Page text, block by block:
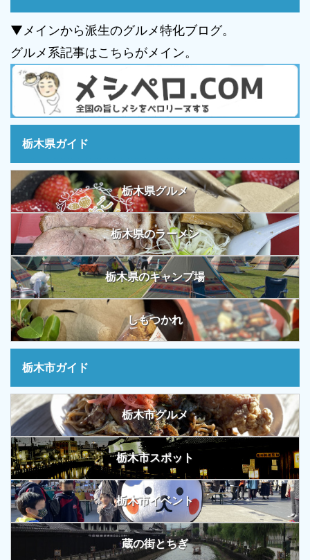
▼メインから派生のグルメ特化ブログ。
グルメ系記事はこちらがメイン。
栃木県ガイド
栃木県グルメ
栃木県のラーメン
栃木県のキャンプ場
しもつかれ
栃木市ガイド
栃木市グルメ
栃木市スポット
栃木市イベント
蔵の街とちぎ